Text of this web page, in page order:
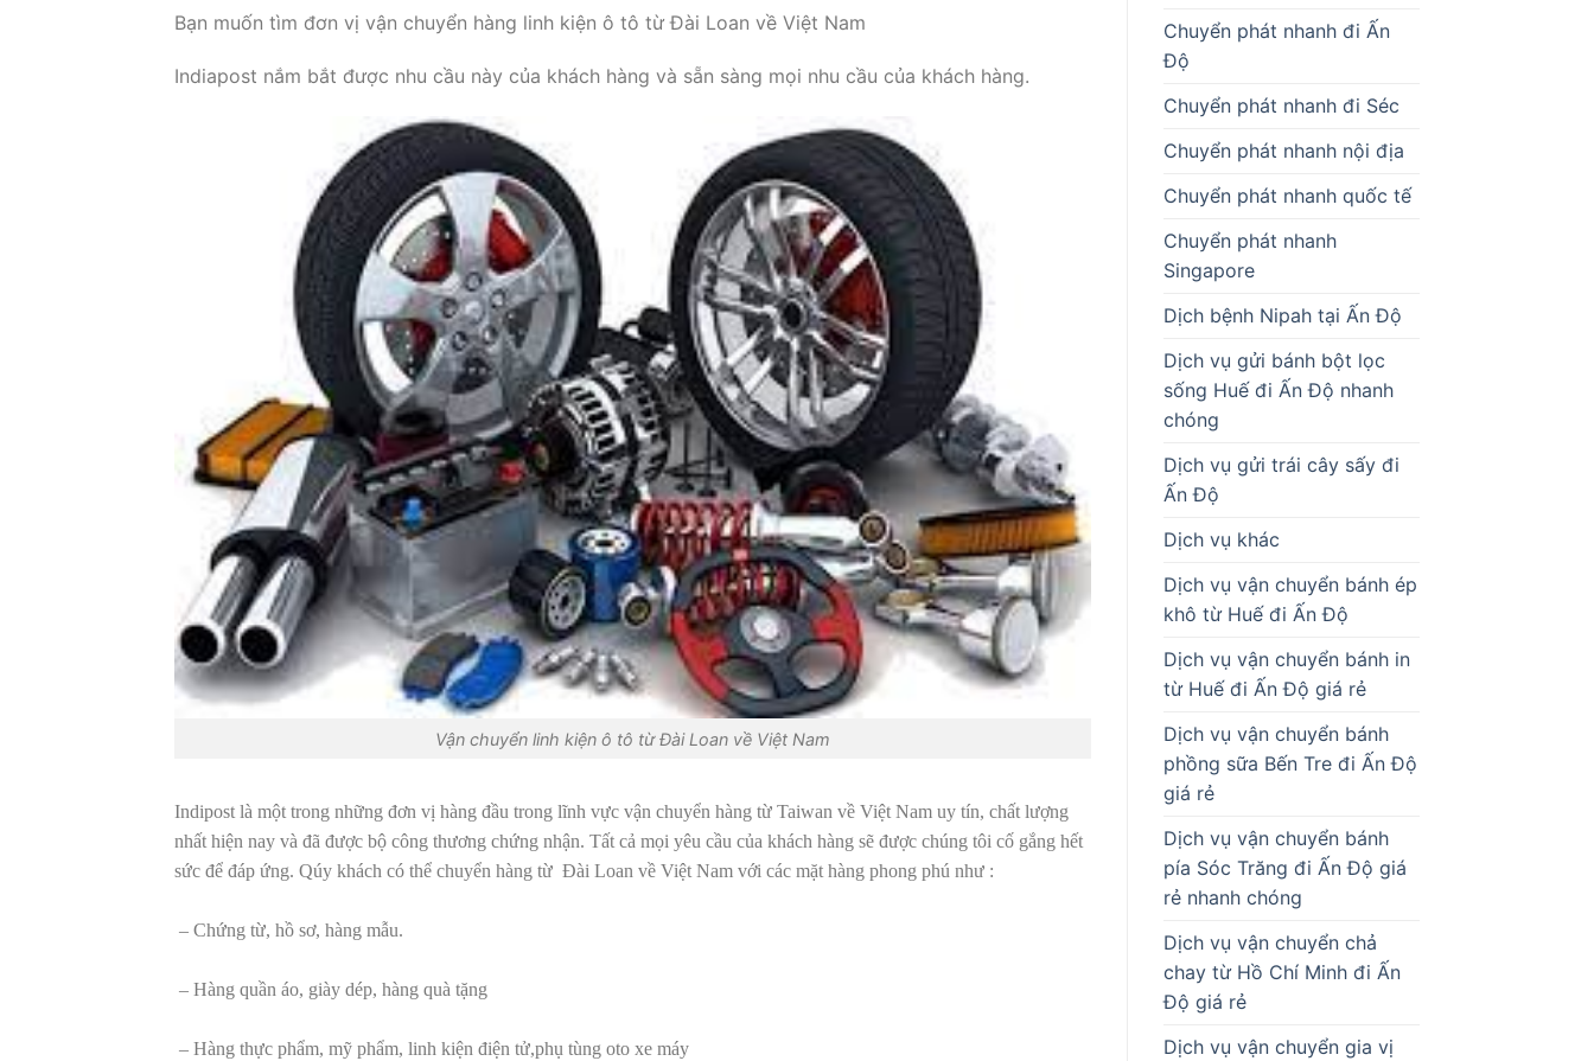
Bạn muốn tìm đơn vị vận chuyển hàng linh kiện ô tô từ Đài Loan về Việt Nam
Indiapost nắm bắt được nhu cầu này của khách hàng và sẵn sàng mọi nhu cầu của khách hàng.
Vận chuyển linh kiện ô tô từ Đài Loan về Việt Nam
Indipost là một trong những đơn vị hàng đầu trong lĩnh vực vận chuyển hàng từ Taiwan về Việt Nam uy tín, chất lượng
nhất hiện nay và đã được bộ công thương chứng nhận. Tất cả mọi yêu cầu của khách hàng sẽ được chúng tôi cố gắng hết
sức để đáp ứng. Qúy khách có thể chuyển hàng từ Đài Loan về Việt Nam với các mặt hàng phong phú như :
– Chứng từ, hồ sơ, hàng mẫu.
– Hàng quần áo, giày dép, hàng quà tặng
– Hàng thực phẩm, mỹ phẩm, linh kiện điện tử,phụ tùng oto xe máy
Chuyển phát nhanh đi Ấn
Độ
Chuyển phát nhanh đi Séc
Chuyển phát nhanh nội địa
Chuyển phát nhanh quốc tế
Chuyển phát nhanh
Singapore
Dịch bệnh Nipah tại Ấn Độ
Dịch vụ gửi bánh bột lọc
sống Huế đi Ấn Độ nhanh
chóng
Dịch vụ gửi trái cây sấy đi
Ấn Độ
Dịch vụ khác
Dịch vụ vận chuyển bánh ép
khô từ Huế đi Ấn Độ
Dịch vụ vận chuyển bánh in
từ Huế đi Ấn Độ giá rẻ
Dịch vụ vận chuyển bánh
phồng sữa Bến Tre đi Ấn Độ
giá rẻ
Dịch vụ vận chuyển bánh
pía Sóc Trăng đi Ấn Độ giá
rẻ nhanh chóng
Dịch vụ vận chuyển chả
chay từ Hồ Chí Minh đi Ấn
Độ giá rẻ
Dịch vụ vận chuyển gia vị